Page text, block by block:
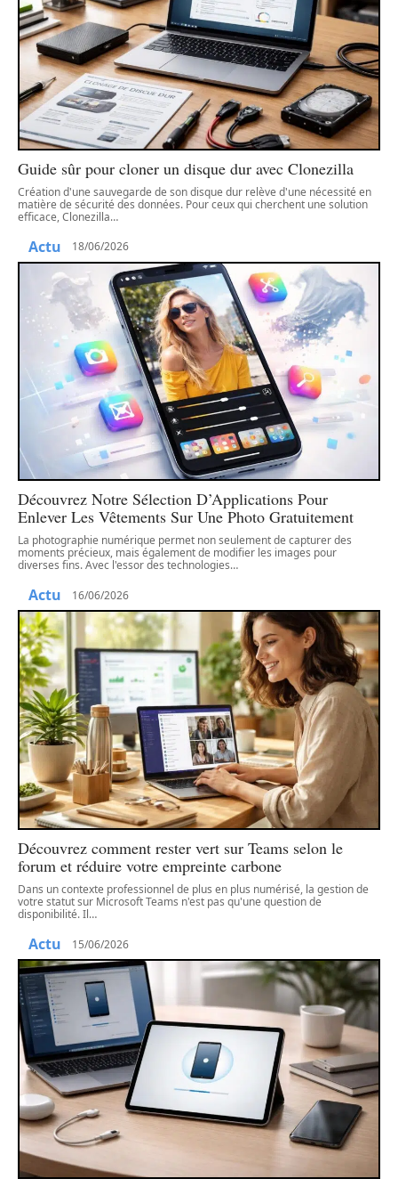
Guide sûr pour cloner un disque dur avec Clonezilla
Création d'une sauvegarde de son disque dur relève d'une nécessité en
matière de sécurité des données. Pour ceux qui cherchent une solution
efficace, Clonezilla…
Actu 18/06/2026
Découvrez Notre Sélection D’Applications Pour
Enlever Les Vêtements Sur Une Photo Gratuitement
La photographie numérique permet non seulement de capturer des
moments précieux, mais également de modifier les images pour
diverses fins. Avec l'essor des technologies…
Actu 16/06/2026
Découvrez comment rester vert sur Teams selon le
forum et réduire votre empreinte carbone
Dans un contexte professionnel de plus en plus numérisé, la gestion de
votre statut sur Microsoft Teams n'est pas qu'une question de
disponibilité. Il…
Actu 15/06/2026